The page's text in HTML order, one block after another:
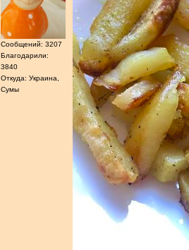
Сообщений: 3207
Благодарили:
3840
Откуда: Украина,
Сумы